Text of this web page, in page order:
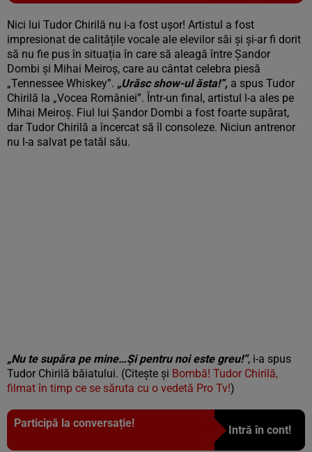
Vezi galeria foto
6 poze
Nici lui Tudor Chirilă nu i-a fost ușor! Artistul a fost
impresionat de calitățile vocale ale elevilor săi și și-ar fi dorit
să nu fie pus în situația în care să aleagă între Șandor
Dombi și Mihai Meiroș, care au cântat celebra piesă
„Tennessee Whiskey”. „Urăsc show-ul ăsta!”, a spus Tudor
Chirilă la „Vocea României”. Într-un final, artistul l-a ales pe
Mihai Meiroș. Fiul lui Șandor Dombi a fost foarte supărat,
dar Tudor Chirilă a încercat să îl consoleze. Niciun antrenor
nu l-a salvat pe tatăl său.
„Nu te supăra pe mine…Și pentru noi este greu!”, i-a spus
Tudor Chirilă băiatului. (Citește și Bombă! Tudor Chirilă,
filmat în timp ce se săruta cu o vedetă Pro Tv!)
Participă la conversație!
Intră în cont!